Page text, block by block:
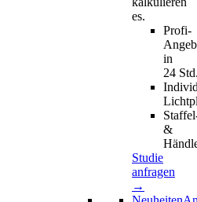
es.
Profi-
in
24 Std.
&
Studie
anfragen
→